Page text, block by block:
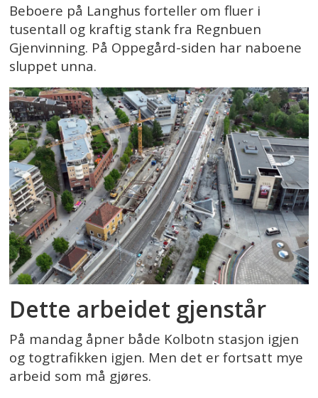
Beboere på Langhus forteller om fluer i
tusentall og kraftig stank fra Regnbuen
Gjenvinning. På Oppegård-siden har naboene
sluppet unna.
Dette arbeidet gjenstår
På mandag åpner både Kolbotn stasjon igjen
og togtrafikken igjen. Men det er fortsatt mye
arbeid som må gjøres.